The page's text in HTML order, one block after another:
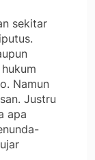
sekitar
Namun
Justru
apa